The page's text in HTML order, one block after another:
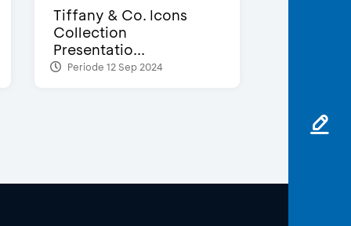
Tiffany & Co. Icons
Collection
Presentatio...
Periode 12 Sep 2024